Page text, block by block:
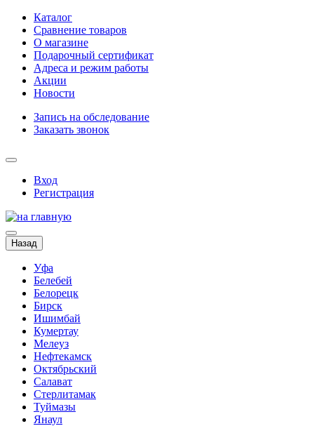
Каталог
Сравнение товаров
О магазине
Подарочный сертификат
Адреса и режим работы
Акции
Новости
Запись на обследование
Заказать звонок
Вход
Регистрация
Назад
Уфа
Белебей
Белорецк
Бирск
Ишимбай
Кумертау
Мелеуз
Нефтекамск
Октябрьский
Салават
Стерлитамак
Туймазы
Янаул